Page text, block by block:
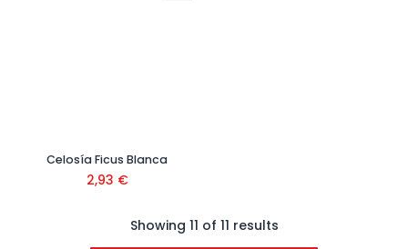
Celosía Ficus Blanca
2,93 €
Showing 11 of 11 results